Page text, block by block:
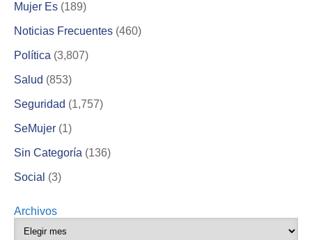
Mujer Es (189)
Noticias Frecuentes (460)
Política (3,807)
Salud (853)
Seguridad (1,757)
SeMujer (1)
Sin Categoría (136)
Social (3)
Archivos